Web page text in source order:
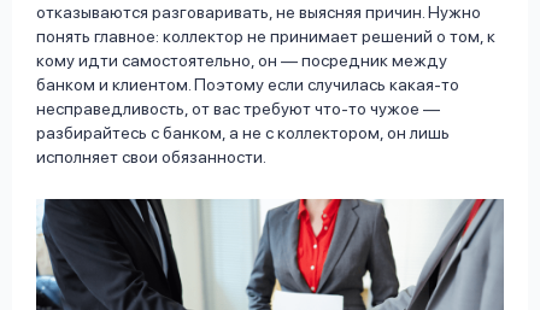
отказываются разговаривать, не выясняя причин. Нужно
понять главное: коллектор не принимает решений о том, к
кому идти самостоятельно, он — посредник между
банком и клиентом. Поэтому если случилась какая-то
несправедливость, от вас требуют что-то чужое —
разбирайтесь с банком, а не с коллектором, он лишь
исполняет свои обязанности.